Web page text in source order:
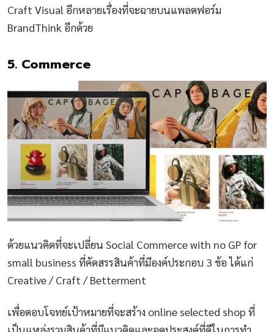
Craft Visual อีกหลายเรื่องที่จะฉายบนแพลตฟอร์ม
BrandThink อีกด้วย
5. Commerce
ด้วยแนวคิดที่จะเปลี่ยน Social Commerce with no GP for
small business ที่คัดสรรสินค้าที่มีองค์ประกอบ 3 ข้อ ได้แก่
Creative / Craft / Betterment
เพื่อตอบโจทย์เป้าหมายที่จะสร้าง online selected shop ที่
เป็นแหล่งรวมสินค้าที่มีแนวคิดและจุดประสงค์ที่ดีในการทำ